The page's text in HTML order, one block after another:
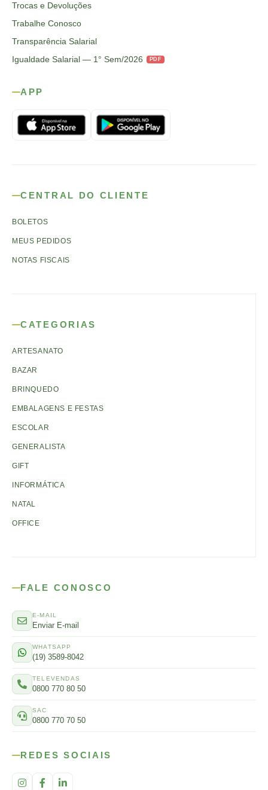
Trocas e Devoluções
Trabalhe Conosco
Transparência Salarial
Igualdade Salarial — 1° Sem/2026
PDF
APP
CENTRAL DO CLIENTE
BOLETOS
MEUS PEDIDOS
NOTAS FISCAIS
CATEGORIAS
ARTESANATO
BAZAR
BRINQUEDO
EMBALAGENS E FESTAS
ESCOLAR
GENERALISTA
GIFT
INFORMÁTICA
NATAL
OFFICE
FALE CONOSCO
E-MAIL
Enviar E-mail
WHATSAPP
(19) 3589-8042
TELEVENDAS
0800 770 80 50
SAC
0800 770 70 50
REDES SOCIAIS